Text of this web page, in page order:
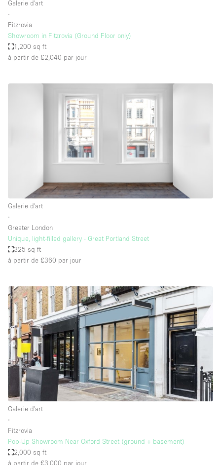
Galerie d'art
∙
Fitzrovia
Showroom in Fitzrovia (Ground Floor only)
1,200 sq ft
à partir de £2,040 par jour
Galerie d'art
∙
Greater London
Unique, light-filled gallery - Great Portland Street
325 sq ft
à partir de £360 par jour
Galerie d'art
∙
Fitzrovia
Pop-Up Showroom Near Oxford Street (ground + basement)
2,000 sq ft
à partir de £3,000 par jour